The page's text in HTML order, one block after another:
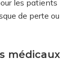
les patients
de perte ou
médicaux